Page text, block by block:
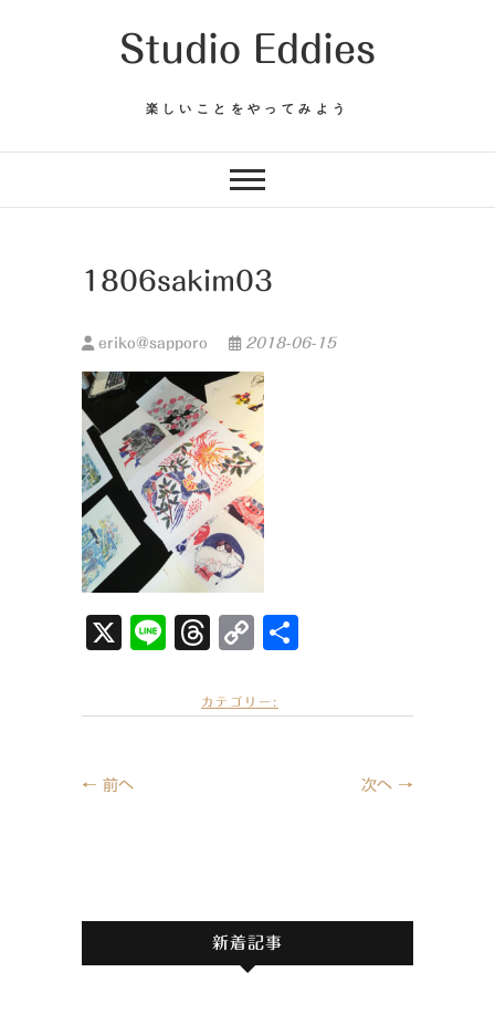
Studio Eddies
楽しいことをやってみよう
1806sakim03
eriko@sapporo 2018-06-15
X
Li
T
e
C
p
カテゴリー:
← 前へ 次へ →
新着記事